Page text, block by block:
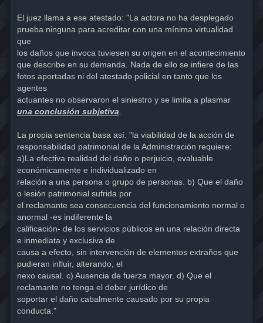
El juez llama a ese atestado: "La actora no ha desplegado
prueba ninguna para acreditar con una mínima virtualidad
que
los daños que invoca tuviesen su origen en el acontecimiento
que describe en su demanda. Nada de ello se infiere de las
fotos aportadas ni del atestado policial en tanto que los
agentes
actuantes no observaron el siniestro y se limita a plasmar
una conclusión subjetiva.
La propia sentencia basa así: "la viabilidad de la acción de
responsabilidad patrimonial de la Administración requiere:
a)La efectiva realidad del daño o perjuicio, evaluable
económicamente e individualizado en
relación a una persona o grupo de personas. b) Que el daño
o lesión patrimonial sufrida por
el reclamante sea consecuencia del funcionamiento normal o
anormal -es indiferente la
calificación- de los servicios públicos en una relación directa
e inmediata y exclusiva de
causa a efecto, sin intervención de elementos extraños que
pudieran influir, alterando, el
nexo causal. c) Ausencia de fuerza mayor. d) Que el
reclamante no tenga el deber jurídico de
soportar el daño cabalmente causado por su propia
conducta."